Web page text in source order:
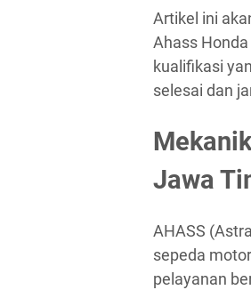
Artikel ini
Ahass
kualifikasi
selesai dan
Jawa
AHASS
sepeda
pelayanan